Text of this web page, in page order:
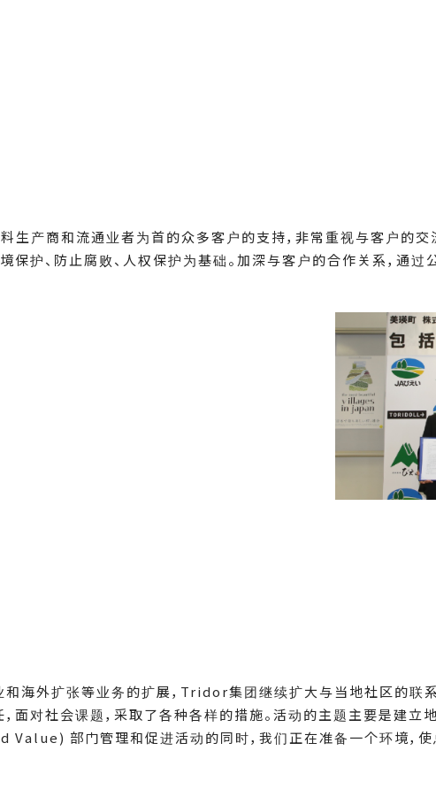
产商和流通业者为首的众多客户的支持，非常重视与客户的交
保护、防止腐败、人权保护为基础。加深与客户的合作关系，通过
和海外扩张等业务的扩展，Tridor集团继续扩大与当地社区的联
面对社会课题，采取了各种各样的措施。活动的主题主要是建立
部门管理和促进活动的同时，我们正在准备一个环境，